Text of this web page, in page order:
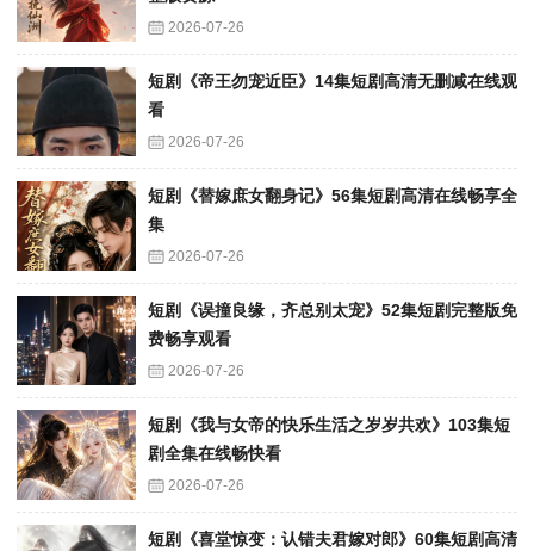
2026-07-26
短剧《帝王勿宠近臣》14集短剧高清无删减在线观
看
2026-07-26
短剧《替嫁庶女翻身记》56集短剧高清在线畅享全
集
2026-07-26
短剧《误撞良缘，齐总别太宠》52集短剧完整版免
费畅享观看
2026-07-26
短剧《我与女帝的快乐生活之岁岁共欢》103集短
剧全集在线畅快看
2026-07-26
短剧《喜堂惊变：认错夫君嫁对郎》60集短剧高清